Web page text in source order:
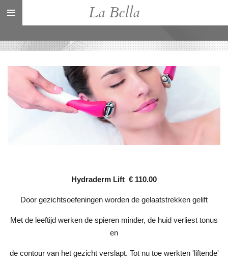
Ga
direct
de
La Bella
Hydraderm Lift € 110.00
Door gezichtsoefeningen worden de gelaatstrekken gelift
Met de leeftijd werken de spieren minder, de huid verliest tonus
en
de contour van het gezicht verslapt. Tot nu toe werkten 'liftende'